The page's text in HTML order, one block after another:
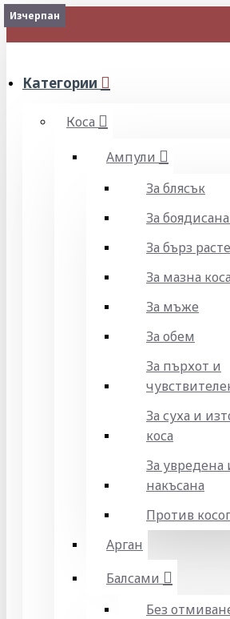
МЕНЮ
Категории
Коса
Ампули
За блясък
За
За бърз
За мазна коса
За мъже
За обем
За пърхот и
За суха и
коса
За увредена
накъсана
Против
Арган
Балсами
Без
Изчерпан
Изчерпан
Изчерпан
Изчерпан
Изчерпан
Изчерпан
Наличен
Изчерпан
Изчерпан
Изчерпан